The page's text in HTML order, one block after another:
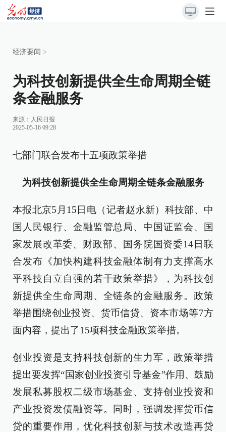
经济要闻 >
为科技创新提供全生命周期全链
条金融服务
来源： 人民日报
2025-05-16 09:28
七部门联合发布十五项政策举措
为科技创新提供全生命周期全链条金融服务
本报北京5月15日电（记者赵永新）科技部、中
国人民银行、金融监管总局、中国证监会、国
家发展改革委、财政部、国务院国资委14日联
合发布《加快构建科技金融体制有力支撑高水
平科技自立自强的若干政策举措》，为科技创
新提供全生命周期、全链条的金融服务。政策
举措围绕创业投资、货币信贷、资本市场等7方
面内容，提出了15项科技金融政策举措。
创业投资是支持科技创新的生力军，政策举措
提出要发挥“国家创业投资引导基金”作用、鼓励
发展私募股权二级市场基金、支持创业投资和
产业投资发债融资等。同时，强调发挥货币信
贷的重要作用，优化科技创新与技术改造再贷